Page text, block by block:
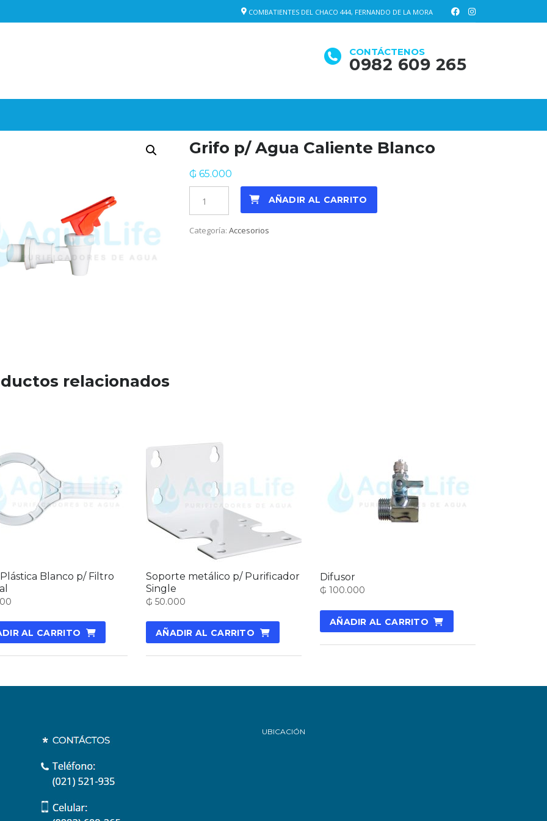
COMBATIENTES DEL CHACO 444, FERNANDO DE LA MORA
CONTÁCTENOS
0982 609 265
Grifo p/ Agua Caliente Blanco
₲ 65.000
Agua
Caliente
AÑADIR AL CARRITO
Categoría:Accesorios
relacionados
Blanco p/ Filtro
AL CARRITO
Soporte metálico p/ Purificador
Single
₲ 50.000
AÑADIR AL CARRITO
Difusor
₲ 100.000
AÑADIR AL CARRITO
UBICACIÓN